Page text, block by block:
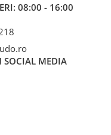
08:00 - 16:00
SOCIAL MEDIA